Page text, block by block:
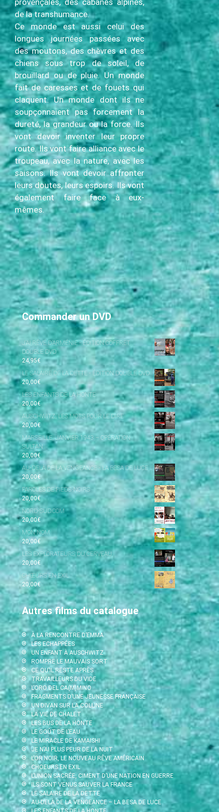
provençales, des cabanes alpines,
de la transhumance.
Ce monde est aussi celui des
longues journées passées avec
des moutons, des chèvres et des
chiens sous trop de soleil, de
brouillard ou de pluie. Un monde
fait de caresses et de fouets qui
claquent. Un monde dont ils ne
soupçonnaient pas forcement la
dureté, la grandeur ou la force. Ils
vont devoir inventer leur propre
route. Ils vont faire alliance avec le
troupeau, avec la nature, avec les
saisons. Ils vont devoir affronter
leurs doutes, leurs espoirs. Ils vont
également faire face à eux-
mêmes.
Commander un DVD
J’AI RÊVÉ D’ARMÉNIE - ÉDITION COFFRET
DOUBLE DVD
24,95€
LE SALAIRE DE LA DETTE - ÉDITION DOUBLE DVD
20,00€
LES ENFANTS DE LA HONTE
20,00€
AUSCHWITZ, LES MOTS POUR LE DIRE
20,00€
MARSEILLE, JANVIER 1943 – OPÉRATION
SULTAN
20,00€
AU-DELÀ DE LA VENGEANCE - LA BESA DE LUCE
20,00€
PAROLES DE PIEDS-NOIRS
20,00€
NORD-SUD.COM
20,00€
MON NOM
20,00€
LES EXPLORATEURS DU CERVEAU
20,00€
CHŒURS EN EXIL
20,00€
Autres films du catalogue
À LA RENCONTRE D’EMMA
LES ECHAPPÉES
UN ENFANT À AUSCHWITZ
ROMPRE LE MAUVAIS SORT
CE QU’IL RESTE APRÈS
TRAVAILLEURS DU VIDE
L’ORO DEL CA(M)MINO
FRAGMENTS D’UNE JEUNESSE FRANÇAISE
UN DIVAN SUR LA COLLINE
LA VIE DE CHALET
LES BUS DE LA HONTE
LE GOÛT DE L’EAU
LE MIRACLE DE KAMAISHI
JE N’AI PLUS PEUR DE LA NUIT
L’OR NOIR, LE NOUVEAU RÊVE AMÉRICAIN
CHOEURS EN EXIL
L’UNION SACRÉE, CIMENT D’UNE NATION EN GUERRE
ILS SONT VENUS SAUVER LA FRANCE
LE SALAIRE DE LA DETTE
AU-DELÀ DE LA VENGEANCE – LA BESA DE LUCE